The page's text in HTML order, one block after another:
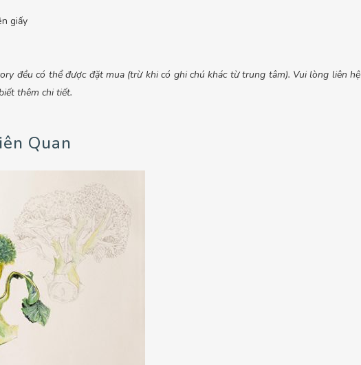
giấy
đều có thể được đặt mua (trừ khi có ghi chú khác từ trung tâm). Vui lòng liên hệ
thêm chi tiết.
Quan